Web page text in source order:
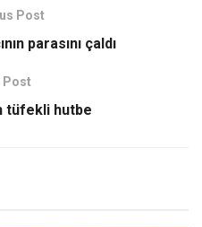
Post
parasını çaldı
Post
tüfekli hutbe